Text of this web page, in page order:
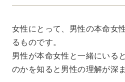
女性にとって、男性の本命女
るものです。
男性が本命女性と一緒にいる
のかを知ると男性の理解が深